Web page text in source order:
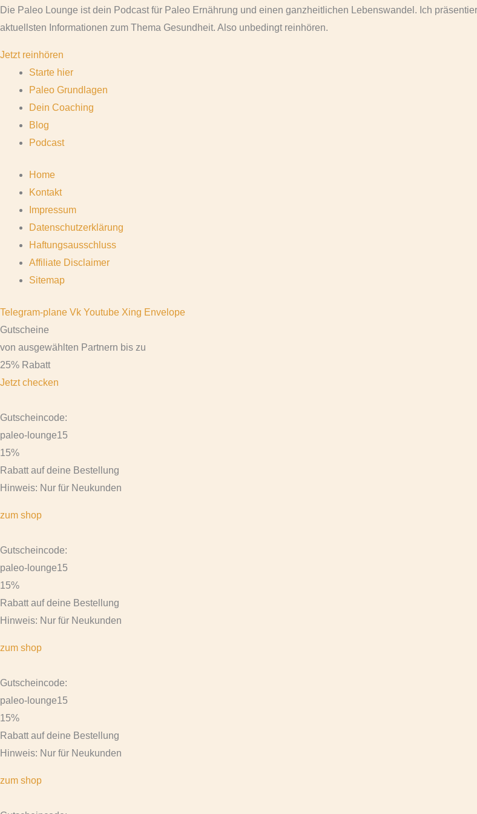
Die Paleo Lounge ist dein Podcast für Paleo Ernährung und einen ganzheitlichen Lebenswandel. Ich
aktuellsten Informationen zum Thema Gesundheit. Also unbedingt reinhören.
Jetzt reinhören
Starte hier
Paleo Grundlagen
Dein Coaching
Blog
Podcast
Home
Kontakt
Impressum
Datenschutzerklärung
Haftungsausschluss
Affiliate Disclaimer
Sitemap
Telegram-plane Vk Youtube Xing Envelope
Gutscheine
von ausgewählten Partnern bis zu
25% Rabatt
Jetzt checken
Gutscheincode:
paleo-lounge15
15%
Rabatt auf deine Bestellung
Hinweis: Nur für Neukunden
zum shop
Gutscheincode:
paleo-lounge15
15%
Rabatt auf deine Bestellung
Hinweis: Nur für Neukunden
zum shop
Gutscheincode:
paleo-lounge15
15%
Rabatt auf deine Bestellung
Hinweis: Nur für Neukunden
zum shop